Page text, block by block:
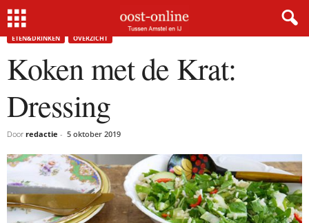
Home Koken met de Krat: Dressing
ETEN&DRINKEN OVERZICHT
Koken met de Krat:
Dressing
Door redactie - 5 oktober 2019